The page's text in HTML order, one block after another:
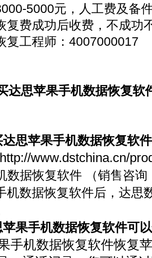
5000元，人工费及备
复费成功后收费，不成功
复工程师：4007000017
思苹果手机数据恢复软
思苹果手机数据恢复软
http://www.dstchina.cn/
数据恢复软件 （销售咨
机数据恢复软件后，达思
果手机数据恢复软件可
手机数据恢复软件恢复